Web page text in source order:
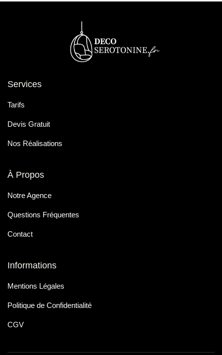
Services
Tarifs
Devis Gratuit
Nos Réalisations
À Propos
Notre Agence
Questions Fréquentes
Contact
Informations
Mentions Légales
Politique de Confidentialité
CGV